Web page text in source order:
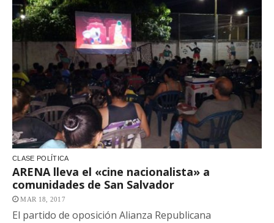
CLASE POLÍTICA
ARENA lleva el «cine nacionalista» a
comunidades de San Salvador
MAR 18, 2017
El partido de oposición Alianza Republicana